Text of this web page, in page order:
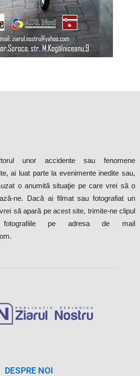
unor accidente sau fenomene
ai luat parte la evenimente inedite sau,
o anumită situaţie pe care vrei să o
ne. Dacă ai filmat sau fotografiat un
să apară pe acest site, trimite-ne clipul
pe adresa de mail
DESPRE NOI